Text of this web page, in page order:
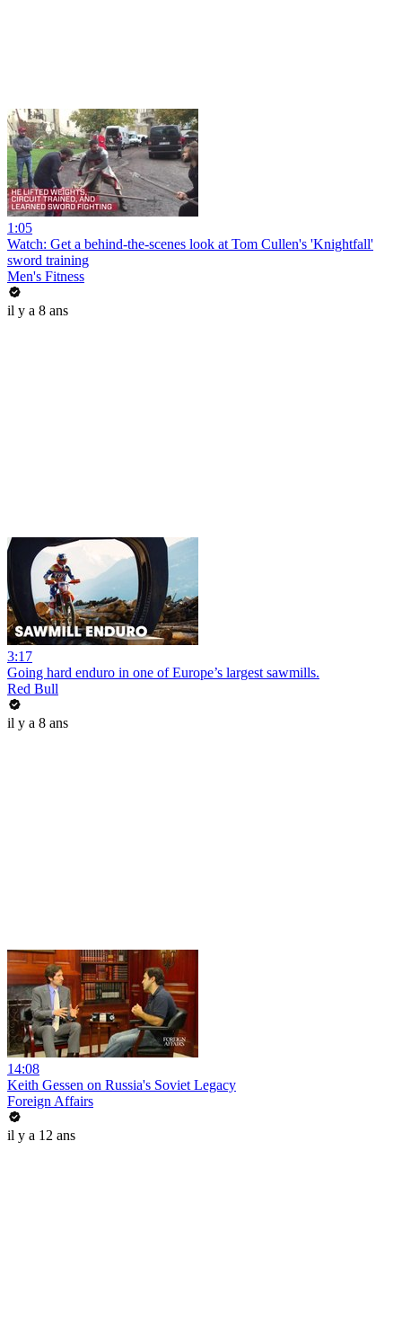
1:05
Watch: Get a behind-the-scenes look at Tom Cullen's 'Knightfall'
sword training
Men's Fitness
il y a 8 ans
3:17
Going hard enduro in one of Europe’s largest sawmills.
Red Bull
il y a 8 ans
14:08
Keith Gessen on Russia's Soviet Legacy
Foreign Affairs
il y a 12 ans